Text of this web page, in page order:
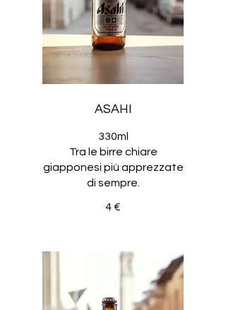
ASAHI
330ml
Tra le birre chiare
giapponesi più apprezzate
di sempre.
4 €